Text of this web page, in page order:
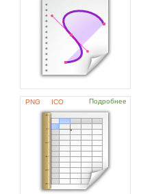
PNG ICO Подробнее